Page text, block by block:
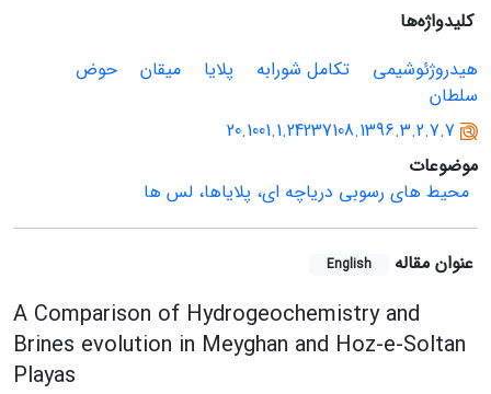
کلیدواژه‌ها
هیدروژئوشیمی
تکامل شورابه پلایا میقان
حوض
سلطان
20.1001.1.24237108.1396.3.2.7.7
موضوعات
محیط های رسوبی دریاچه ای، پلایاها، لس ها
عنوان مقاله English
A Comparison of Hydrogeochemistry and
Brines evolution in Meyghan and Hoz-e-Soltan
Playas